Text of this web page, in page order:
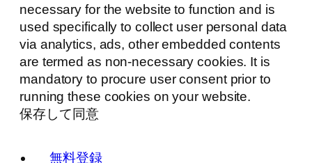
necessary for the website to function and is
used specifically to collect user personal data
via analytics, ads, other embedded contents
are termed as non-necessary cookies. It is
mandatory to procure user consent prior to
running these cookies on your website.
保存して同意
無料登録